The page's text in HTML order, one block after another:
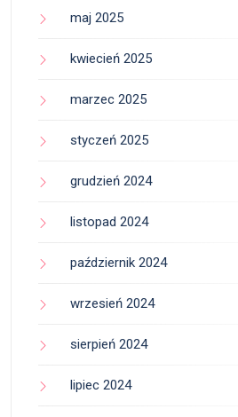
maj 2025
kwiecień 2025
marzec 2025
styczeń 2025
grudzień 2024
listopad 2024
październik 2024
wrzesień 2024
sierpień 2024
lipiec 2024